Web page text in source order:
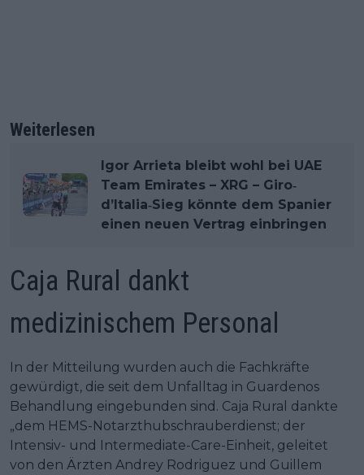
Weiterlesen
Igor Arrieta bleibt wohl bei UAE
Team Emirates – XRG – Giro‐
d’Italia‐Sieg könnte dem Spanier
einen neuen Vertrag einbringen
Caja Rural dankt
medizinischem Personal
In der Mitteilung wurden auch die Fachkräfte
gewürdigt, die seit dem Unfalltag in Guardenos
Behandlung eingebunden sind. Caja Rural dankte
„dem HEMS-Notarzthubschrauberdienst; der
Intensiv- und Intermediate-Care-Einheit, geleitet
von den Ärzten Andrey Rodriguez und Guillem